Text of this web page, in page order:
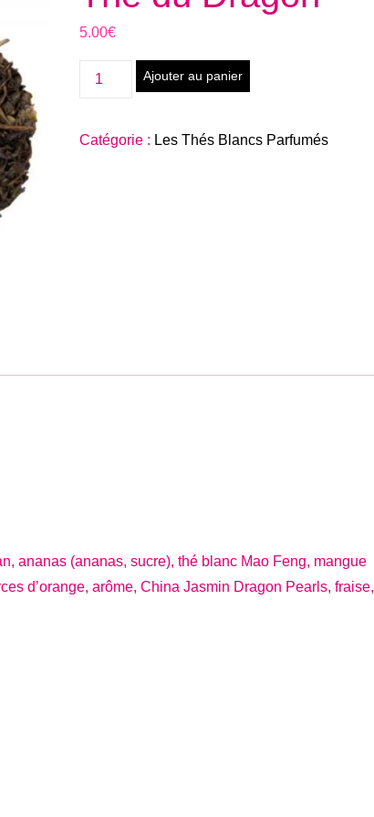
5.00€
quantité
du
Ajouter au panier
Catégorie : Les Thés Blancs Parfumés
ananas (ananas, sucre), thé blanc Mao Feng, mangue
d’orange, arôme, China Jasmin Dragon Pearls, fraise,